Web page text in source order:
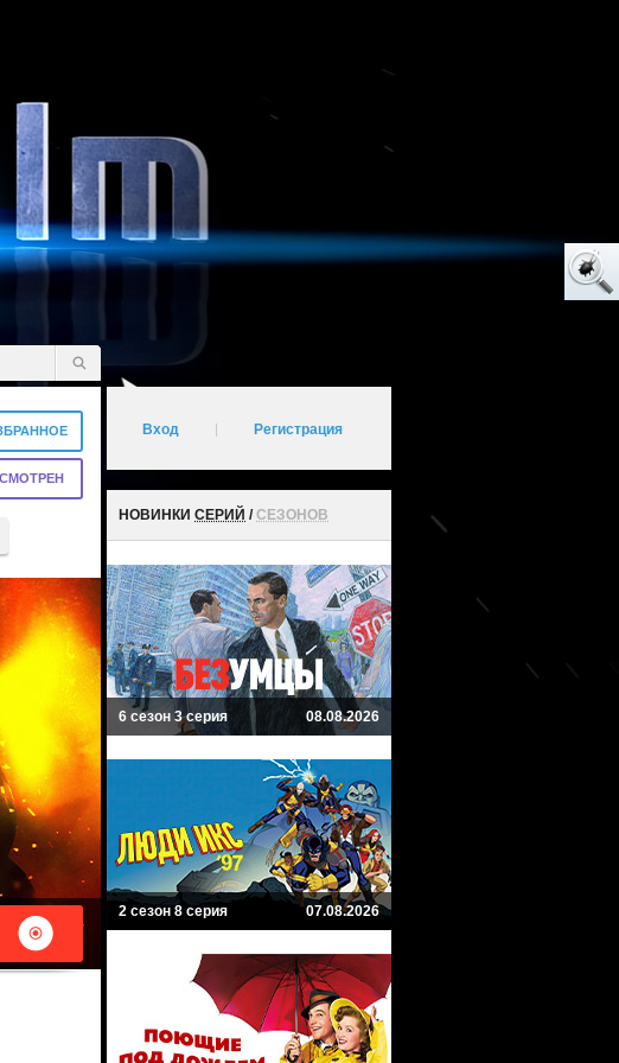
Вход Регистрация
НОВИНКИ СЕРИЙ /СЕЗОНОВ
6 сезон 3 серия 08.08.2026
2 сезон 8 серия 07.08.2026